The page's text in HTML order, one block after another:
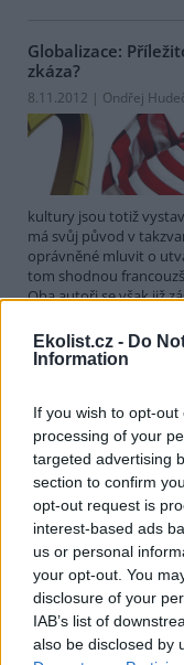
Ekolist.cz - Do
Information
If you wish to opt-
processing of your
targeted advertising
section to confirm
opt-out request is
interest-based ads
us or personal
your opt-out. You
disclosure of your
IAB’s list of
also be disclosed by
Globalizace:
zkáza?
8.11.2012 | Ondřej
kultury jsou totiž
má svůj původ v
oprávněné mluvit o
tom shodnou
Oba autoři se však již
obsahem publikace
Básně
Když
a
jak volá